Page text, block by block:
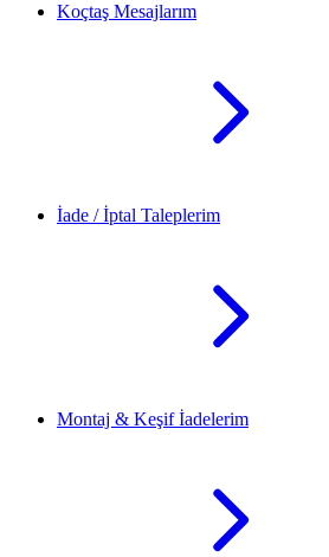
Koçtaş Mesajlarım
İade / İptal Taleplerim
Montaj & Keşif İadelerim